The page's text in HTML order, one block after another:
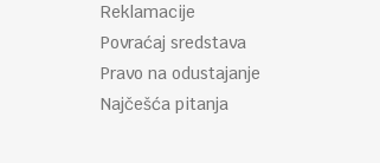
Reklamacije
Povraćaj sredstava
Pravo na odustajanje
Najčešća pitanja